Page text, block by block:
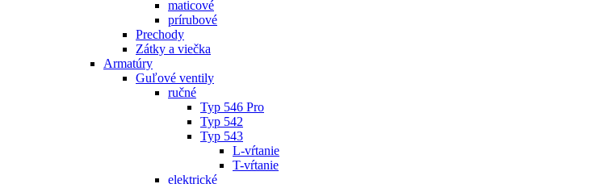
maticové
prírubové
Prechody
Zátky a viečka
Armatúry
Guľové ventily
ručné
Typ 546 Pro
Typ 542
Typ 543
L-vŕtanie
T-vŕtanie
elektrické